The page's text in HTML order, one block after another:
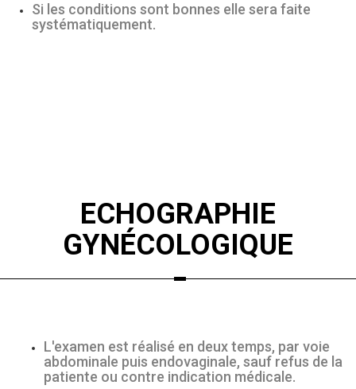
Si les conditions sont bonnes elle sera faite
systématiquement.
ECHOGRAPHIE
GYNÉCOLOGIQUE
L'examen est réalisé en deux temps, par voie
abdominale puis endovaginale, sauf refus de la
patiente ou contre indication médicale.